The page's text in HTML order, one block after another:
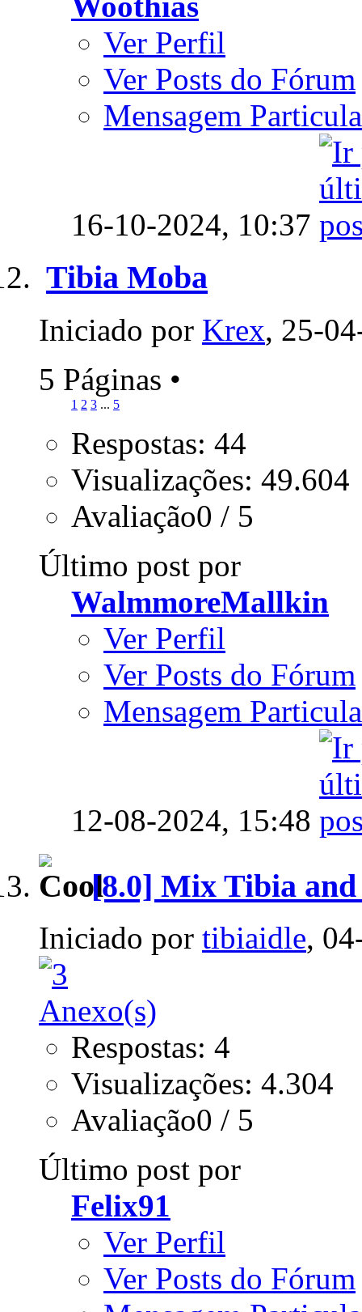
Ver Perfil
Ver Posts do Fórum
Mensagem
16-10-2024, 10:37
Tibia Moba
Iniciado por Krex, 25-
5 Páginas •
1 2 3 ... 5
Respostas: 44
Visualizações: 49.604
Avaliação0 / 5
Último post por
WalmmoreMallkin
Ver Perfil
Ver Posts do Fórum
Mensagem
12-08-2024, 15:48
[8.0] Mix Tibia and
Iniciado por tibiaidle,
Respostas: 4
Visualizações: 4.304
Avaliação0 / 5
Último post por
Felix91
Ver Perfil
Ver Posts do Fórum